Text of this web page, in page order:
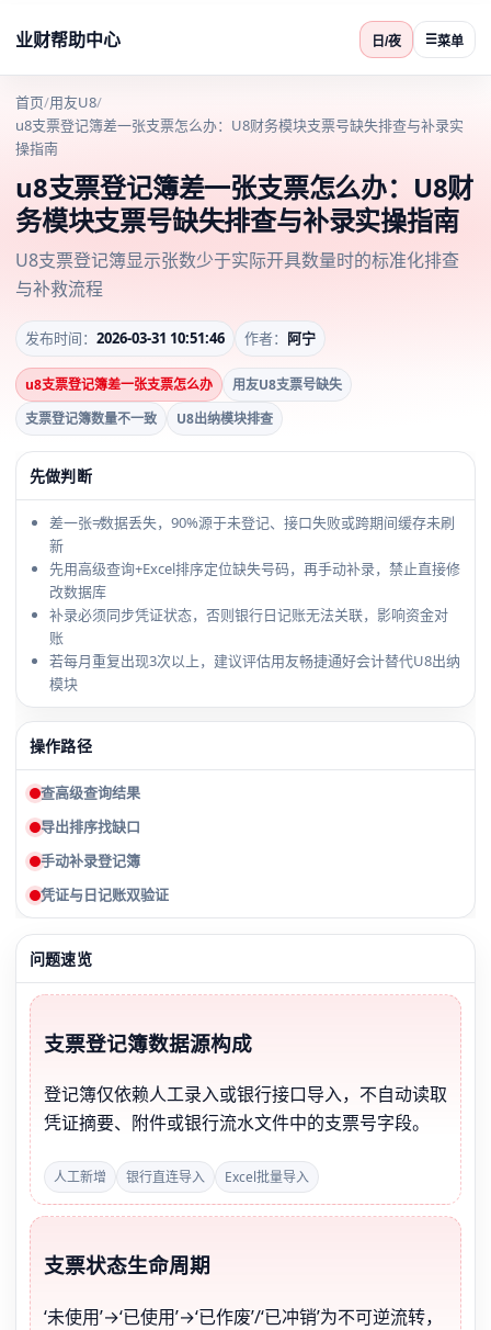
业财帮助中心 日/夜 ☰菜单
首页/用友U8/
u8支票登记簿差一张支票怎么办：U8财务模块支票号缺失排查与补录实
操指南
u8支票登记簿差一张支票怎么办：U8财
务模块支票号缺失排查与补录实操指南
U8支票登记簿显示张数少于实际开具数量时的标准化排查
与补救流程
发布时间： 2026-03-31 10:51:46 作者： 阿宁
u8支票登记簿差一张支票怎么办
用友U8支票号缺失
支票登记簿数量不一致
U8出纳模块排查
先做判断
差一张≠数据丢失，90%源于未登记、接口失败或跨期间缓存未刷
新
先用高级查询+Excel排序定位缺失号码，再手动补录，禁止直接修
改数据库
补录必须同步凭证状态，否则银行日记账无法关联，影响资金对
账
若每月重复出现3次以上，建议评估用友畅捷通好会计替代U8出纳
模块
操作路径
查高级查询结果
导出排序找缺口
手动补录登记簿
凭证与日记账双验证
问题速览
支票登记簿数据源构成
登记簿仅依赖人工录入或银行接口导入，不自动读取
凭证摘要、附件或银行流水文件中的支票号字段。
人工新增 银行直连导入 Excel批量导入
支票状态生命周期
‘未使用’→‘已使用’→‘已作废’/‘已冲销’为不可逆流转，